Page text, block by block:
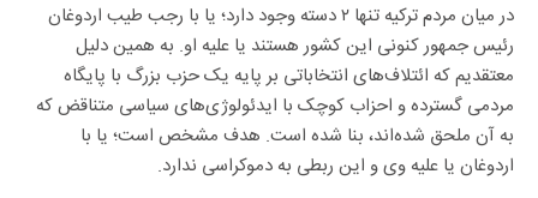
در میان مردم ترکیه تنها ۲ دسته وجود دارد؛ یا با رجب طیب اردوغان
رئیس جمهور کنونی این کشور هستند یا علیه او. به همین دلیل
معتقدیم که ائتلاف‌های انتخاباتی بر پایه یک حزب بزرگ با پایگاه
مردمی گسترده و احزاب کوچک با ایدئولوژی‌های سیاسی متناقض که
به آن ملحق شده‌اند، بنا شده است. هدف مشخص است؛ یا با
اردوغان یا علیه وی و این ربطی به دموکراسی ندارد.